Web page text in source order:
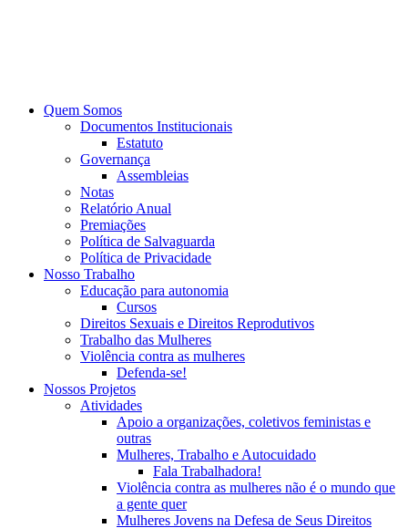
Quem Somos
Documentos Institucionais
Estatuto
Governança
Assembleias
Notas
Relatório Anual
Premiações
Política de Salvaguarda
Política de Privacidade
Nosso Trabalho
Educação para autonomia
Cursos
Direitos Sexuais e Direitos Reprodutivos
Trabalho das Mulheres
Violência contra as mulheres
Defenda-se!
Nossos Projetos
Atividades
Apoio a organizações, coletivos feministas e
outras
Mulheres, Trabalho e Autocuidado
Fala Trabalhadora!
Violência contra as mulheres não é o mundo que
a gente quer
Mulheres Jovens na Defesa de Seus Direitos